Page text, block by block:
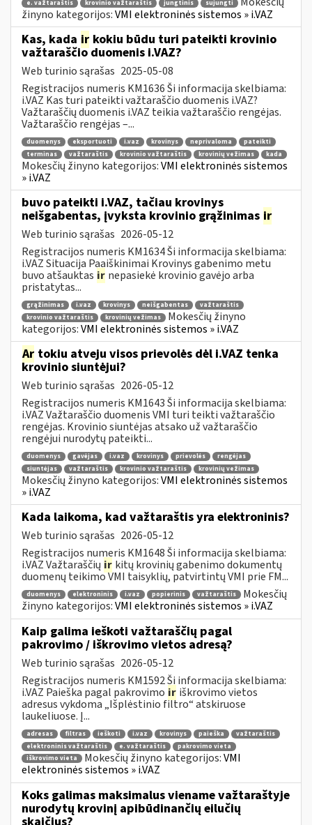
e. važtaraštis
krovinio važtaraštis jungtinis sujungti
žinyno kategorijos:VMI elektroninės sistemos » i.VAZ
Kas, kada ir kokiu būdu turi pateikti krovinio
važtaraščio duomenis i.VAZ?
Web turinio sąrašas 2025-05-08
Registracijos numeris KM1636 Ši informacija skelbiama:
i.VAZ Kas turi pateikti važtaraščio duomenis i.VAZ?
Važtaraščių duomenis i.VAZ teikia važtaraščio rengėjas.
Važtaraščio rengėjas –...
duomenys eksportuoti i.vaz krovinys neprivaloma
pateikti
terminas
važtaraštis krovinio važtaraštis krovinių vežimas kada
Mokesčių žinyno kategorijos:VMI elektroninės sistemos
» i.VAZ
buvo pateikti i.VAZ, tačiau krovinys
neišgabentas, įvyksta krovinio grąžinimas ir
Web turinio sąrašas 2026-05-12
Registracijos numeris KM1634 Ši informacija skelbiama:
i.VAZ Situacija Paaiškinimai Krovinys gabenimo metu
buvo atšauktas ir nepasiekė krovinio gavėjo arba
pristatytas...
grąžinimas i.vaz krovinys neišgabentas
važtaraštis
krovinio važtaraštis
krovinių vežimas
Mokesčių žinyno
kategorijos:VMI elektroninės sistemos » i.VAZ
Ar tokiu atveju visos prievolės dėl i.VAZ tenka
krovinio siuntėjui?
Web turinio sąrašas 2026-05-12
Registracijos numeris KM1643 Ši informacija skelbiama:
i.VAZ Važtaraščio duomenis VMI turi teikti važtaraščio
rengėjas. Krovinio siuntėjas atsako už važtaraščio
rengėjui nurodytų pateikti...
duomenys gavėjas i.vaz krovinys prievolės
rengėjas
siuntėjas
važtaraštis krovinio važtaraštis krovinių vežimas
Mokesčių žinyno kategorijos:VMI elektroninės sistemos
» i.VAZ
Kada laikoma, kad važtaraštis yra elektroninis?
Web turinio sąrašas 2026-05-12
Registracijos numeris KM1648 Ši informacija skelbiama:
i.VAZ Važtaraščių ir kitų krovinių gabenimo dokumentų
duomenų teikimo VMI taisyklių, patvirtintų VMI prie FM...
duomenys elektroninis i.vaz popierinis važtaraštis
Mokesčių
žinyno kategorijos:VMI elektroninės sistemos » i.VAZ
Kaip galima ieškoti važtaraščių pagal
pakrovimo / iškrovimo vietos adresą?
Web turinio sąrašas 2026-05-12
Registracijos numeris KM1592 Ši informacija skelbiama:
i.VAZ Paieška pagal pakrovimo ir iškrovimo vietos
adresus vykdoma „Išplėstinio filtro“ atskiruose
laukeliuose. Į...
adresas filtras ieškoti i.vaz krovinys paieška
važtaraštis
elektroninis važtaraštis
e. važtaraštis
pakrovimo vieta
iškrovimo vieta
Mokesčių žinyno kategorijos:VMI
elektroninės sistemos » i.VAZ
Koks galimas maksimalus viename važtaraštyje
nurodytų krovinį apibūdinančių eilučių
skaičius?